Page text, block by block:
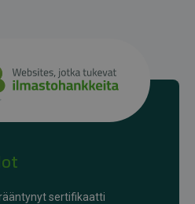
sertifikaatti